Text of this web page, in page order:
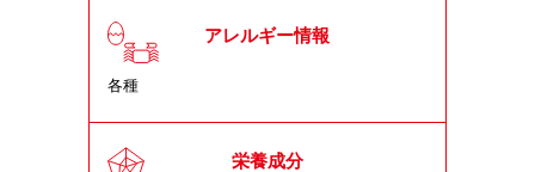
アレルギー情報
各種
栄養成分